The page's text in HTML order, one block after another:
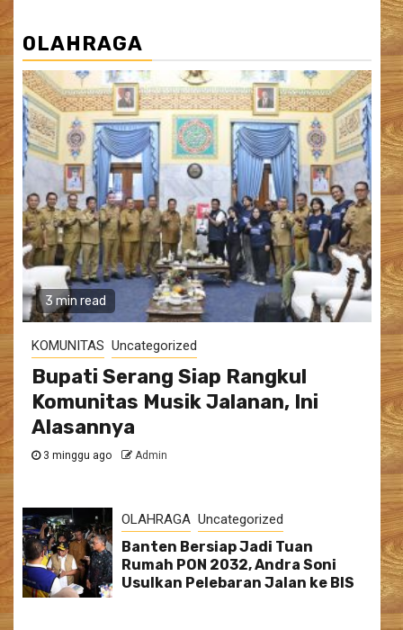
OLAHRAGA
3 min read
KOMUNITAS Uncategorized
Bupati Serang Siap Rangkul
Komunitas Musik Jalanan, Ini
Alasannya
3 minggu ago Admin
OLAHRAGA Uncategorized
Banten Bersiap Jadi Tuan
Rumah PON 2032, Andra Soni
Usulkan Pelebaran Jalan ke BIS